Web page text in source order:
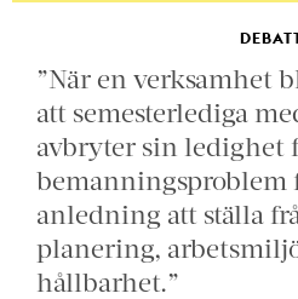
”När en verksamhet
att semesterlediga
avbryter sin ledighet
bemanningsproblem
anledning att ställa
planering,
hållbarhet.”